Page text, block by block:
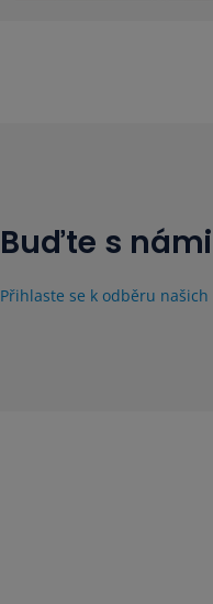
Buďte s
Přihlaste se k odběru